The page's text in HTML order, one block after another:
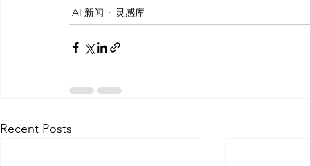
AI 新闻 灵感库
Recent Posts